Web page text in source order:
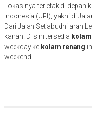
Lokasinya terletak di depan
Indonesia (UPI), yakni di
Dari Jalan Setiabudhi arah
kanan. Di sini tersedia kolam
weekday kekolam renang
weekend.